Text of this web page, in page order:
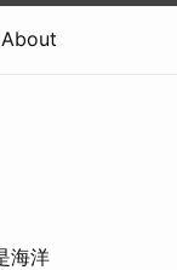
About
海洋